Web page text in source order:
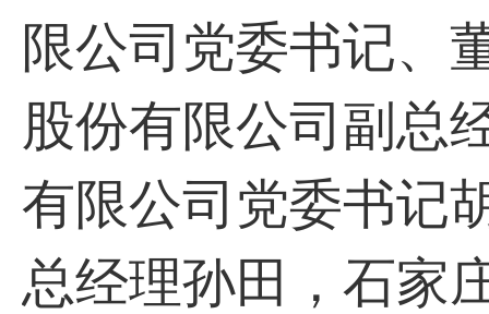
限公司党委书记、
股份有限公司副总
有限公司党委书记
总经理孙田，石家